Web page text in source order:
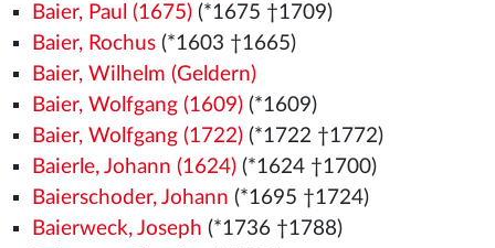
Baier, Paul (1675)(*1675 †1709)
Baier, Rochus(*1603 †1665)
Baier, Wilhelm (Geldern)
Baier, Wolfgang (1609)(*1609)
Baier, Wolfgang (1722)(*1722 †1772)
Baierle, Johann (1624)(*1624 †1700)
Baierschoder, Johann (*1695 †1724)
Baierweck, Joseph (*1736 †1788)